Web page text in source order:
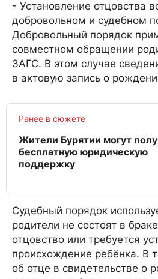
- Установление отцовства
добровольном и судебном
Добровольный порядок
совместном обращении
ЗАГС. В этом случае
в актовую запись о
Ранее в сюжете
Жители Бурятии могут
бесплатную юридическую
поддержку
Судебный порядок
родители не состоят в
отцовство или требуется
происхождение ребёнка. В
об отце в свидетельстве о